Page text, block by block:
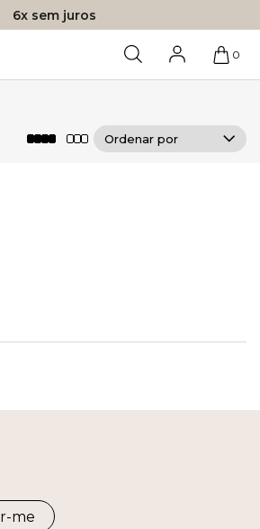
6x sem juros
0
me